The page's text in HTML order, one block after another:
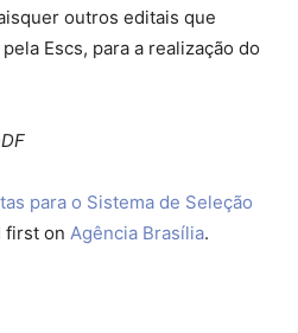
outros editais que
Escs, para a realização do
para o Sistema de Seleção
first on Agência Brasília.